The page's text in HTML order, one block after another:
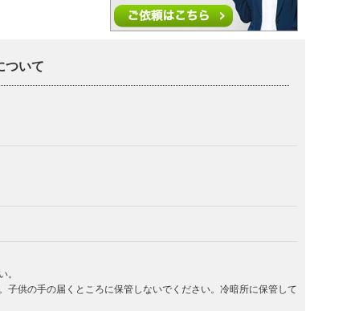
ついて
。
子供の手の届くところに保管しないでください。冷暗所に保管して